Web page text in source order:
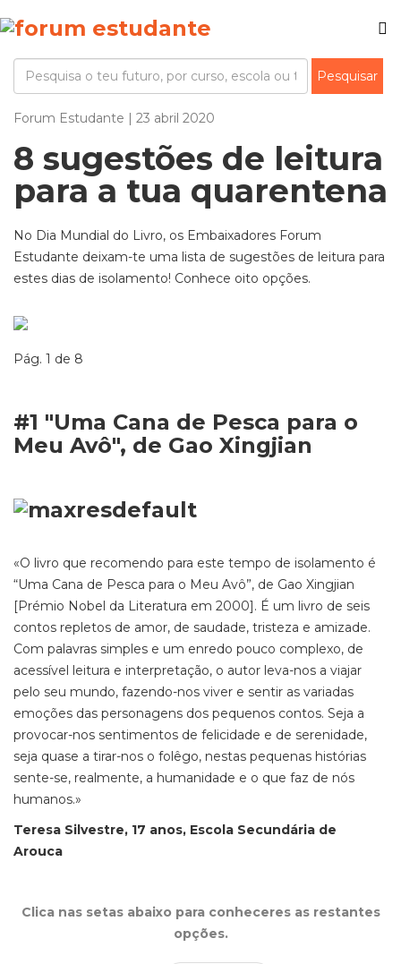
Forum Estudante | 23 abril 2020
8 sugestões de leitura
para a tua quarentena
No Dia Mundial do Livro, os Embaixadores Forum
Estudante deixam-te uma lista de sugestões de leitura para
estes dias de isolamento! Conhece oito opções.
Pág. 1 de 8
#1 "Uma Cana de Pesca para o
Meu Avô", de Gao Xingjian
«O livro que recomendo para este tempo de isolamento é
“Uma Cana de Pesca para o Meu Avô”, de Gao Xingjian
[Prémio Nobel da Literatura em 2000]. É um livro de seis
contos repletos de amor, de saudade, tristeza e amizade.
Com palavras simples e um enredo pouco complexo, de
acessível leitura e interpretação, o autor leva-nos a viajar
pelo seu mundo, fazendo-nos viver e sentir as variadas
emoções das personagens dos pequenos contos. Seja a
provocar-nos sentimentos de felicidade e de serenidade,
seja quase a tirar-nos o folêgo, nestas pequenas histórias
sente-se, realmente, a humanidade e o que faz de nós
humanos.»
Teresa Silvestre, 17 anos, Escola Secundária de
Arouca
Clica nas setas abaixo para conheceres as restantes
opções.